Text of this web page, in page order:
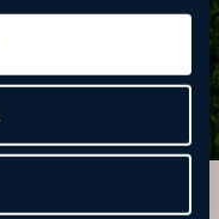
LIONS CLUB